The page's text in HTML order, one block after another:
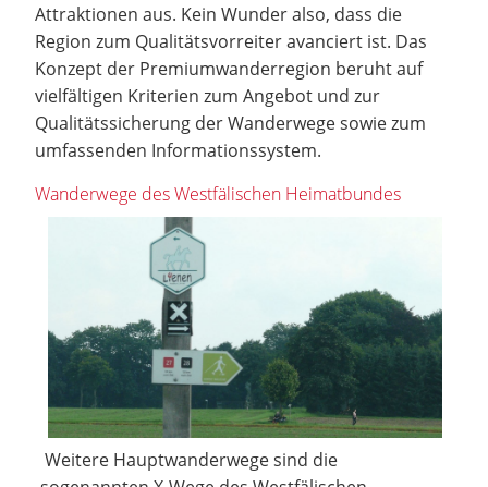
Attraktionen aus. Kein Wunder also, dass die
Region zum Qualitätsvorreiter avanciert ist. Das
Konzept der Premiumwanderregion beruht auf
vielfältigen Kriterien zum Angebot und zur
Qualitätssicherung der Wanderwege sowie zum
umfassenden Informationssystem.
Wanderwege des Westfälischen Heimatbundes
Weitere Hauptwanderwege sind die